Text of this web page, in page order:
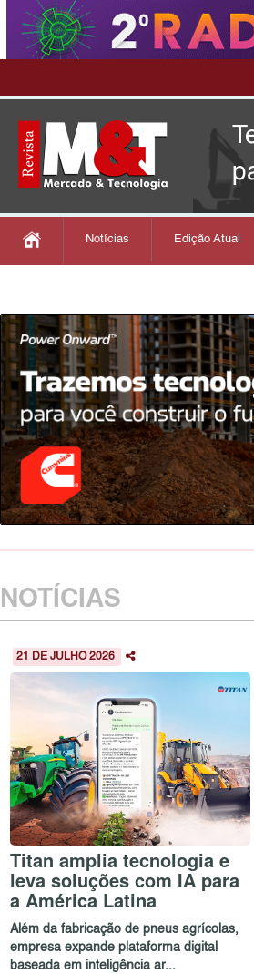
Notícias Edição Atual
NOTÍCIAS
21 DE JULHO 2026
Titan amplia tecnologia e
leva soluções com IA para
a América Latina
Além da fabricação de pneus agrícolas,
empresa expande plataforma digital
baseada em inteligência ar...